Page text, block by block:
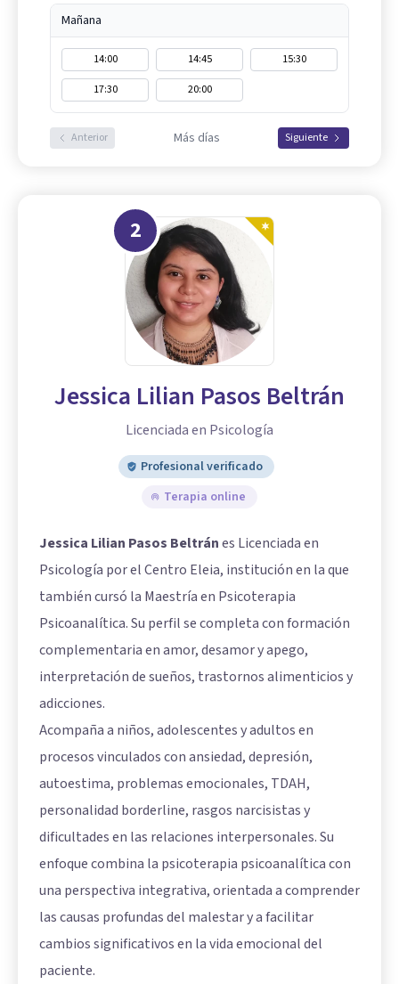
Mañana
14:00 14:45
15:30
17:30
20:00
Anterior Más días Siguiente
2
Jessica Lilian Pasos Beltrán
Licenciada en Psicología
Profesional verificado
Terapia online
Jessica Lilian Pasos Beltránes Licenciada en
Psicología por el Centro Eleia, institución en la que
también cursó la Maestría en Psicoterapia
Psicoanalítica. Su perfil se completa con formación
complementaria en amor, desamor y apego,
interpretación de sueños, trastornos alimenticios y
adicciones.
Acompaña a niños, adolescentes y adultos en
procesos vinculados con ansiedad, depresión,
autoestima, problemas emocionales, TDAH,
personalidad borderline, rasgos narcisistas y
dificultades en las relaciones interpersonales. Su
enfoque combina la psicoterapia psicoanalítica con
una perspectiva integrativa, orientada a comprender
las causas profundas del malestar y a facilitar
cambios significativos en la vida emocional del
paciente.